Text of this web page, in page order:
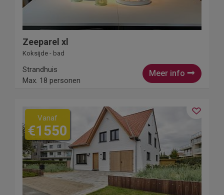
Zeeparel xl
Koksijde - bad
Meer info
Strandhuis
Max. 18 personen
Vanaf
€1550